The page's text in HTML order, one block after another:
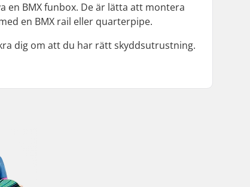
en BMX funbox. De är lätta att montera
en BMX rail eller quarterpipe.
dig om att du har rätt skyddsutrustning.